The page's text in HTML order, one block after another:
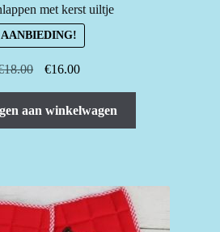
met kerst uiltje
AANBIEDING!
18.00
Oorspronkelijke
was:
€18.00.
€16.00Huidige
is:
€16.00.
aan winkelwagen